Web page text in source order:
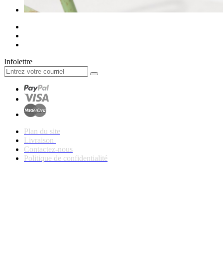
Infolettre
Plan du site
Livraison
Contactez-nous
Politique de confidentialité